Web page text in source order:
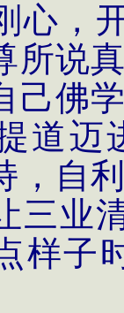
心，
所说
己佛
道迈
，自
三业
样子